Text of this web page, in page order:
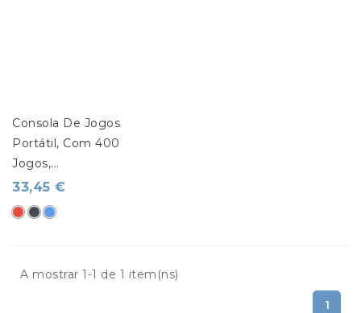
Consola De Jogos
Portátil, Com 400
Jogos,...
33,45 €
Vermelho
Preto
Azul
A mostrar 1-1 de 1 item(ns)
1